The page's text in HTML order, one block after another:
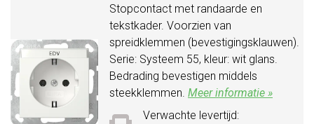
Stopcontact met randaarde en
tekstkader. Voorzien van
spreidklemmen (bevestigingsklauwen).
Serie: Systeem 55, kleur: wit glans.
Bedrading bevestigen middels
steekklemmen. Meer informatie »
Verwachte levertijd: